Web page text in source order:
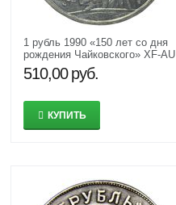
1 рубль 1990 «150 лет со дня
рождения Чайковского» XF-AU
510,00 руб.
КУПИТЬ